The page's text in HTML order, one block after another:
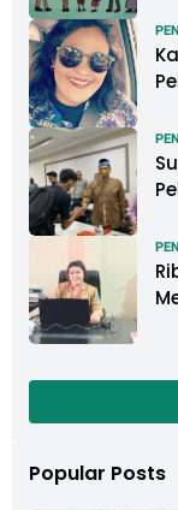
Popular Posts